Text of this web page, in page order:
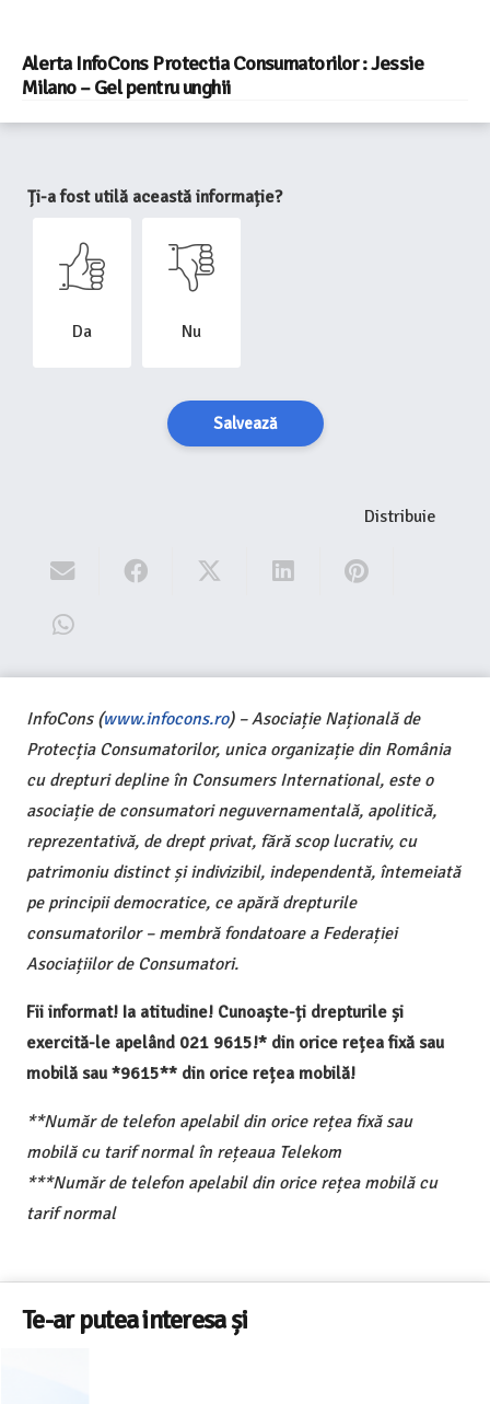
Alerta InfoCons Protectia Consumatorilor : Jessie
Milano – Gel pentru unghii
Ți-a fost utilă această informație?
Da Nu
Salvează
Distribuie
InfoCons (www.infocons.ro) – Asociație Națională de
Protecția Consumatorilor, unica organizație din România
cu drepturi depline în Consumers International, este o
asociație de consumatori neguvernamentală, apolitică,
reprezentativă, de drept privat, fără scop lucrativ, cu
patrimoniu distinct și indivizibil, independentă, întemeiată
pe principii democratice, ce apără drepturile
consumatorilor – membră fondatoare a Federației
Asociațiilor de Consumatori.
Fii informat! Ia atitudine! Cunoaște-ți drepturile și
exercită-le apelând 021 9615!* din orice rețea fixă sau
mobilă sau *9615** din orice rețea mobilă!
**Număr de telefon apelabil din orice rețea fixă sau
mobilă cu tarif normal în rețeaua Telekom
***Număr de telefon apelabil din orice rețea mobilă cu
tarif normal
Te-ar putea interesa și